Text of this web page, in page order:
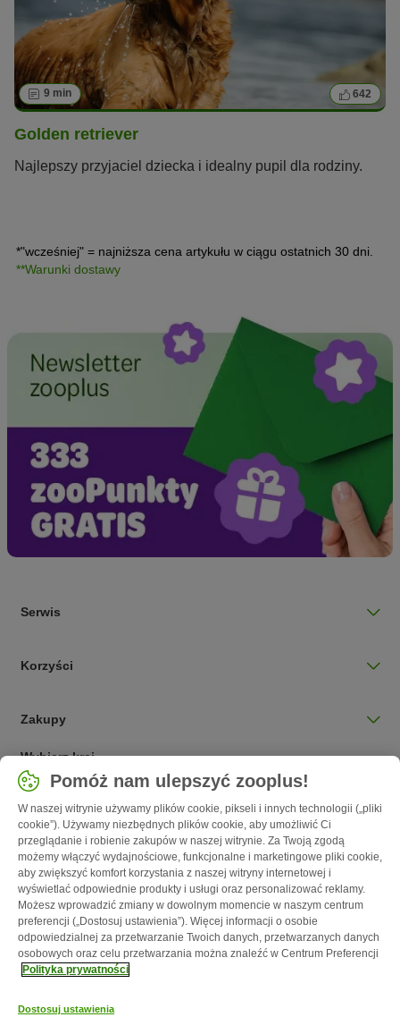
9 min 642
Golden retriever
Najlepszy przyjaciel dziecka i idealny pupil dla rodziny.
*"wcześniej" = najniższa cena artykułu w ciągu ostatnich 30 dni.
**Warunki dostawy
Serwis
Korzyści
Zakupy
Wybierz kraj
Polska / PL
Follow zooplus
O nas Kariera - Kraków
Pomóż nam ulepszyć zooplus!
W naszej witrynie używamy plików cookie, pikseli i innych technologii („pliki
cookie”). Używamy niezbędnych plików cookie, aby umożliwić Ci
przeglądanie i robienie zakupów w naszej witrynie. Za Twoją zgodą
możemy włączyć wydajnościowe, funkcjonalne i marketingowe pliki cookie,
aby zwiększyć komfort korzystania z naszej witryny internetowej i
wyświetlać odpowiednie produkty i usługi oraz personalizować reklamy.
Możesz wprowadzić zmiany w dowolnym momencie w naszym centrum
preferencji („Dostosuj ustawienia”). Więcej informacji o osobie
odpowiedzialnej za przetwarzanie Twoich danych, przetwarzanych danych
osobowych oraz celu przetwarzania można znaleźć w Centrum Preferencji
Polityka prywatności
Dostosuj ustawienia